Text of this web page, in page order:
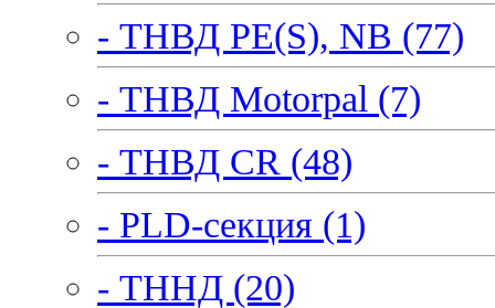
- ТНВД PE(S), NB (77)
- ТНВД Motorpal (7)
- ТНВД CR (48)
- PLD-секция (1)
- ТННД (20)